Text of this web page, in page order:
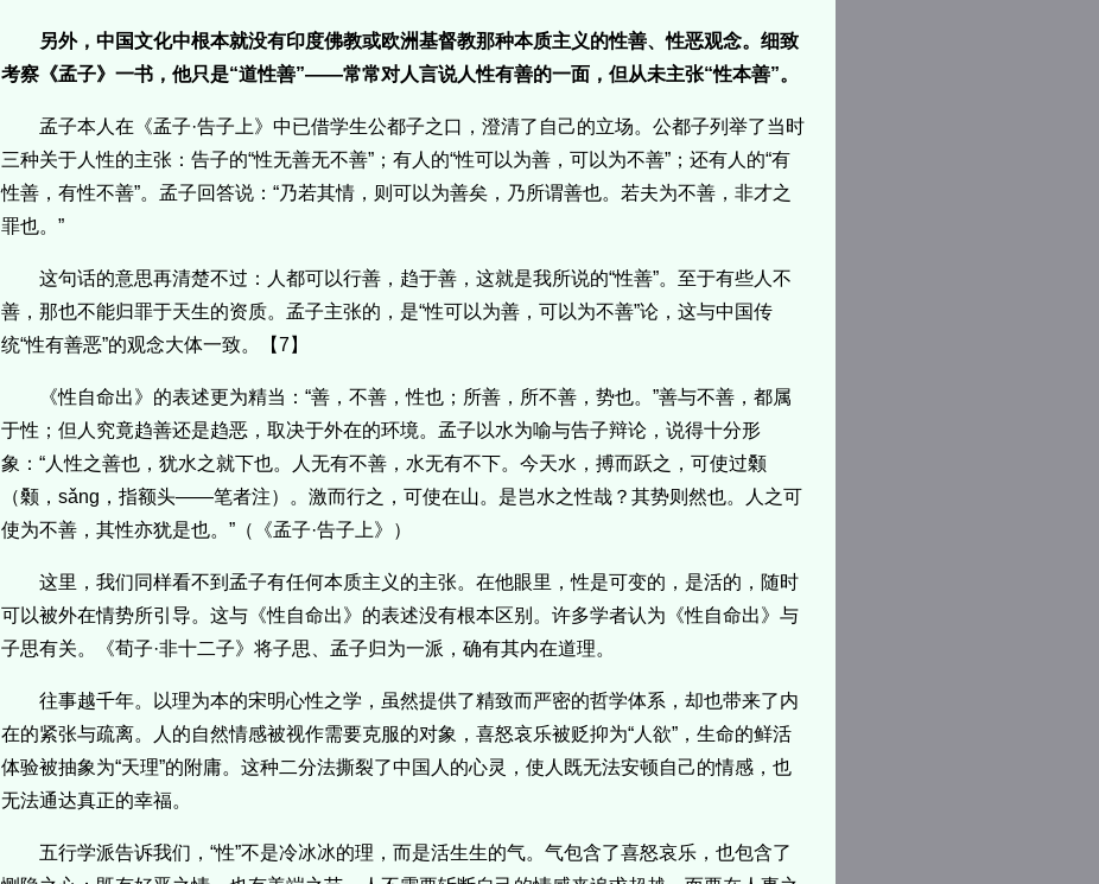
另外，中国文化中根本就没有印度佛教或欧洲基督教那种本质主义的性善、性恶观念。细致
考察《孟子》一书，他只是“道性善”——常常对人言说人性有善的一面，但从未主张“性本善”。
孟子本人在《孟子·告子上》中已借学生公都子之口，澄清了自己的立场。公都子列举了当时
三种关于人性的主张：告子的“性无善无不善”；有人的“性可以为善，可以为不善”；还有人的“有
性善，有性不善”。孟子回答说：“乃若其情，则可以为善矣，乃所谓善也。若夫为不善，非才之
罪也。”
这句话的意思再清楚不过：人都可以行善，趋于善，这就是我所说的“性善”。至于有些人不
善，那也不能归罪于天生的资质。孟子主张的，是“性可以为善，可以为不善”论，这与中国传
统“性有善恶”的观念大体一致。【7】
《性自命出》的表述更为精当：“善，不善，性也；所善，所不善，势也。”善与不善，都属
于性；但人究竟趋善还是趋恶，取决于外在的环境。孟子以水为喻与告子辩论，说得十分形
象：“人性之善也，犹水之就下也。人无有不善，水无有不下。今天水，搏而跃之，可使过颡
（颡，sǎng，指额头——笔者注）。激而行之，可使在山。是岂水之性哉？其势则然也。人之可
使为不善，其性亦犹是也。”（《孟子·告子上》）
这里，我们同样看不到孟子有任何本质主义的主张。在他眼里，性是可变的，是活的，随时
可以被外在情势所引导。这与《性自命出》的表述没有根本区别。许多学者认为《性自命出》与
子思有关。《荀子·非十二子》将子思、孟子归为一派，确有其内在道理。
往事越千年。以理为本的宋明心性之学，虽然提供了精致而严密的哲学体系，却也带来了内
在的紧张与疏离。人的自然情感被视作需要克服的对象，喜怒哀乐被贬抑为“人欲”，生命的鲜活
体验被抽象为“天理”的附庸。这种二分法撕裂了中国人的心灵，使人既无法安顿自己的情感，也
无法通达真正的幸福。
五行学派告诉我们，“性”不是冷冰冰的理，而是活生生的气。气包含了喜怒哀乐，也包含了